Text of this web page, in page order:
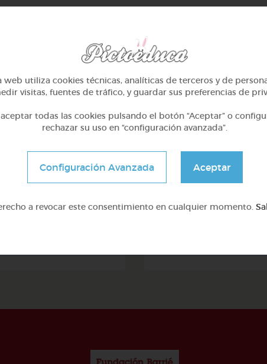
La escarapela nacional
web utiliza cookies técnicas, analíticas de terceros y de
visitas, fuentes de tráfico, y guardar sus preferencias de
todas las cookies pulsando el botón “Aceptar” o
rechazar su uso en “configuración avanzada”.
Configuración Avanzada Aceptar
a revocar este consentimiento en cualquier momento.